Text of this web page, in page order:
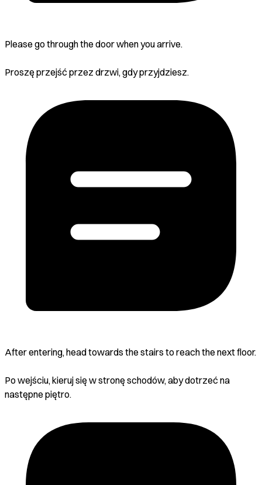
Please go through the door when you arrive.
Proszę przejść przez drzwi, gdy przyjdziesz.
After entering, head towards the stairs to reach the next floor.
Po wejściu, kieruj się w stronę schodów, aby dotrzeć na
następne piętro.